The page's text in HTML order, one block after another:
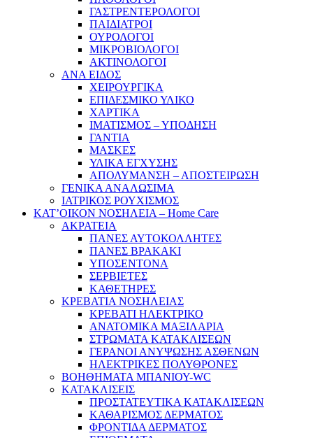
ΓΑΣΤΡΕΝΤΕΡΟΛΟΓΟΙ
ΠΑΙΔΙΑΤΡΟΙ
ΟΥΡΟΛΟΓΟΙ
ΜΙΚΡΟΒΙΟΛΟΓΟΙ
ΑΚΤΙΝΟΛΟΓΟΙ
ΑΝΑ ΕΙΔΟΣ
ΧΕΙΡΟΥΡΓΙΚΑ
ΕΠΙΔΕΣΜΙΚΟ ΥΛΙΚΟ
ΧΑΡΤΙΚΑ
ΙΜΑΤΙΣΜΟΣ – ΥΠΟΔΗΣΗ
ΓΑΝΤΙΑ
ΜΑΣΚΕΣ
ΥΛΙΚΑ ΕΓΧΥΣΗΣ
ΑΠΟΛΥΜΑΝΣΗ – ΑΠΟΣΤΕΙΡΩΣΗ
ΓΕΝΙΚΑ ΑΝΑΛΩΣΙΜΑ
ΙΑΤΡΙΚΟΣ ΡΟΥΧΙΣΜΟΣ
ΚΑΤ’ΟΙΚΟΝ ΝΟΣΗΛΕΙΑ – Home Care
ΑΚΡΑΤΕΙΑ
ΠΑΝΕΣ ΑΥΤΟΚΟΛΛΗΤΕΣ
ΠΑΝΕΣ ΒΡΑΚΑΚΙ
ΥΠΟΣΕΝΤΟΝΑ
ΣΕΡΒΙΕΤΕΣ
ΚΑΘΕΤΗΡΕΣ
ΚΡΕΒΑΤΙΑ ΝΟΣΗΛΕΙΑΣ
ΚΡΕΒΑΤΙ ΗΛΕΚΤΡΙΚΟ
ΑΝΑΤΟΜΙΚΑ ΜΑΞΙΛΑΡΙΑ
ΣΤΡΩΜΑΤΑ ΚΑΤΑΚΛΙΣΕΩΝ
ΓΕΡΑΝΟΙ ΑΝΥΨΩΣΗΣ ΑΣΘΕΝΩΝ
ΗΛΕΚΤΡΙΚΕΣ ΠΟΛΥΘΡΟΝΕΣ
ΒΟΗΘΗΜΑΤΑ ΜΠΑΝΙΟΥ-WC
ΚΑΤΑΚΛΙΣΕΙΣ
ΠΡΟΣΤΑΤΕΥΤΙΚΑ ΚΑΤΑΚΛΙΣΕΩΝ
ΚΑΘΑΡΙΣΜΟΣ ΔΕΡΜΑΤΟΣ
ΦΡΟΝΤΙΔΑ ΔΕΡΜΑΤΟΣ